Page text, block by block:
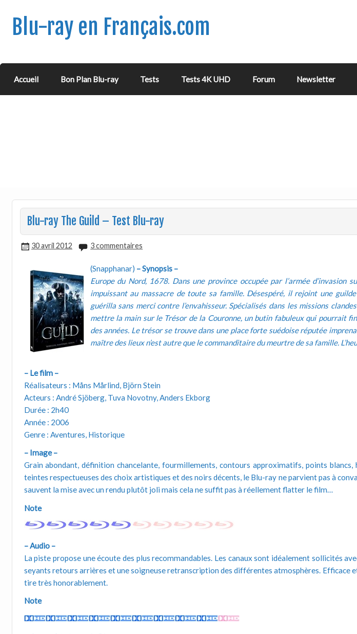
Blu-ray en Français.com
Accueil Bon Plan Blu-ray Tests Tests 4K UHD Forum Newsletter
Blu-ray The Guild – Test Blu-ray
30 avril 2012 3 commentaires
(Snapphanar) – Synopsis –
Europe du Nord, 1678. Dans une province occupée par l’armée d’invasion
impuissant au massacre de toute sa famille. Désespéré, il rejoint une
guérilla sans merci contre l’envahisseur. Spécialisés dans les missions
mettre la main sur le Trésor de la Couronne, un butin fabuleux qui pourrait
des années. Le trésor se trouve dans une place forte suédoise réputée
maître des lieux n’est autre que le commanditaire du meurtre de sa famille.
– Le film –
Réalisateurs : Måns Mårlind, Björn Stein
Acteurs : André Sjöberg, Tuva Novotny, Anders Ekborg
Durée : 2h40
Année : 2006
Genre : Aventures, Historique
– Image –
Grain abondant, définition chancelante, fourmillements, contours approximatifs, points blancs,
teintes respectueuses des choix artistiques et des noirs décents, le Blu-ray ne parvient pas à
sauvent la mise avec un rendu plutôt joli mais cela ne suffit pas à réellement flatter le film…
Note
– Audio –
La piste propose une écoute des plus recommandables. Les canaux sont idéalement sollicités
seyants retours arrières et une soigneuse retranscription des différentes atmosphères. Efficace
tire très honorablement.
Note